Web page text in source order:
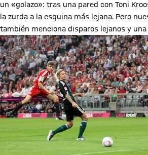
un «golazo»: tras una pared con Toni
la zurda a la esquina más lejana. Pero
también menciona disparos lejanos y una